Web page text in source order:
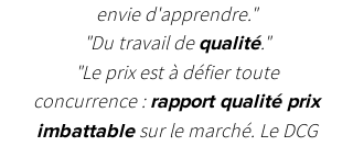
envie d'apprendre."
"Du travail de qualité."
"Le prix est à défier toute
concurrence : rapport qualité prix
imbattablesur le marché. Le DCG